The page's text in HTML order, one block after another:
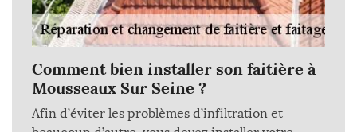
Comment bien installer son faitière à
Mousseaux Sur Seine ?
Afin d’éviter les problèmes d’infiltration et